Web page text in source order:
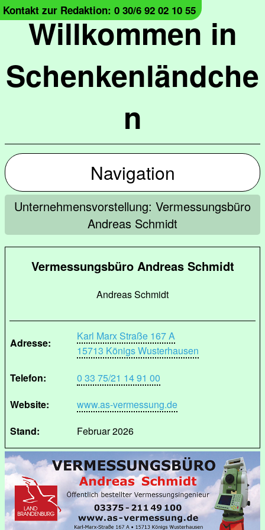
Willkommen in
Schenkenländche
n
Kontakt zur Redaktion: 0 30/6 92 02 10 55
Navigation
Unternehmensvorstellung: Vermessungsbüro
Andreas Schmidt
Vermessungsbüro Andreas Schmidt
Andreas Schmidt
Adresse:
Karl Marx Straße 167 A
15713 Königs Wusterhausen
Telefon:
0 33 75/21 14 91 00
Website:
www.as-vermessung.de
Stand:
Februar 2026